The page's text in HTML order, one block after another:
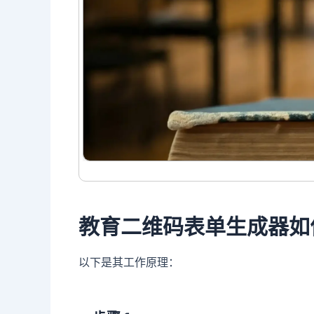
教育二维码表单生成器
以下是其工作原理：